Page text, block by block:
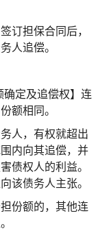
订担保合同后，
人追偿。
定及追偿权】连
额相同。
人，有权就超出
内向其追偿，并
债权人的利益。
该债务人主张。
份额的，其他连